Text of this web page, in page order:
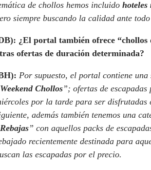
de chollos hemos incluido hoteles
siempre buscando la calidad ante
¿El portal también ofrece
ofertas de duración determinada?
Por supuesto, el portal contiene
Weekend Chollos”; ofertas de
por la tarde para ser disfrutadas
además también tenemos una
Rebajas” con aquellos packs de
recientemente destinada para
las escapadas por el precio.